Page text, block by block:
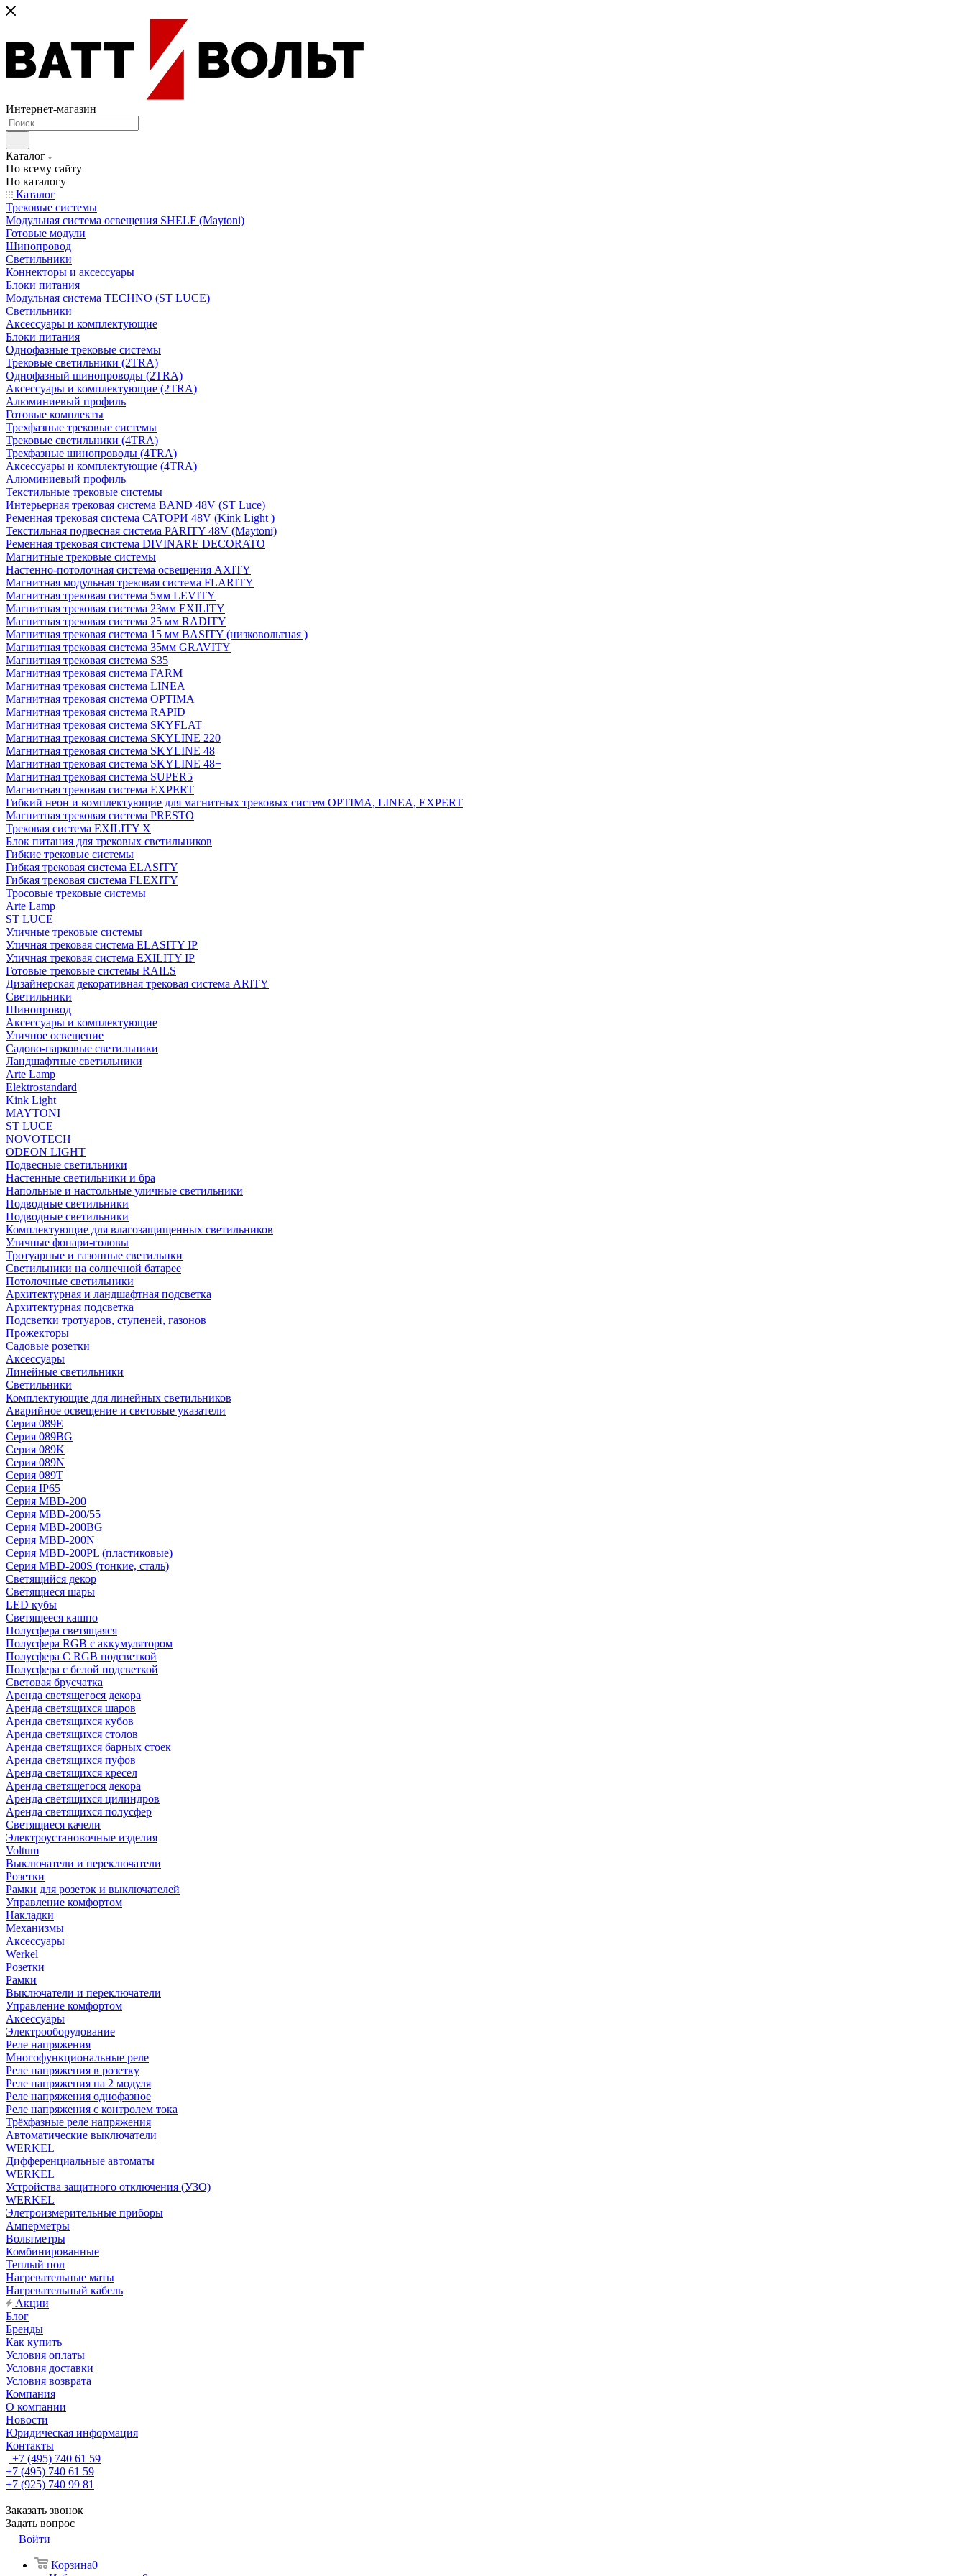
Интернет-магазин
Каталог
По всему сайту
По каталогу
Каталог
Трековые системы
Модульная система освещения SHELF (Maytoni)
Готовые модули
Шинопровод
Светильники
Коннекторы и аксессуары
Блоки питания
Модульная система TECHNO (ST LUCE)
Светильники
Аксессуары и комплектующие
Блоки питания
Однофазные трековые системы
Трековые светильники (2TRA)
Однофазный шинопроводы (2TRA)
Аксессуары и комплектующие (2TRA)
Алюминиевый профиль
Готовые комплекты
Трехфазные трековые системы
Трековые светильники (4TRA)
Трехфазные шинопроводы (4TRA)
Аксессуары и комплектующие (4TRA)
Алюминиевый профиль
Текстильные трековые системы
Интерьерная трековая система BAND 48V (ST Luce)
Ременная трековая система САТОРИ 48V (Kink Light )
Текстильная подвесная система PARITY 48V (Maytoni)
Ременная трековая система DIVINARE DECORATO
Магнитные трековые системы
Настенно-потолочная система освещения AXITY
Магнитная модульная трековая система FLARITY
Магнитная трековая система 5мм LEVITY
Магнитная трековая система 23мм EXILITY
Магнитная трековая система 25 мм RADITY
Магнитная трековая система 15 мм BASITY (низковольтная )
Магнитная трековая система 35мм GRAVITY
Магнитная трековая система S35
Магнитная трековая система FARM
Магнитная трековая система LINEA
Магнитная трековая система OPTIMA
Магнитная трековая система RAPID
Магнитная трековая система SKYFLAT
Магнитная трековая система SKYLINE 220
Магнитная трековая система SKYLINE 48
Магнитная трековая система SKYLINE 48+
Магнитная трековая система SUPER5
Магнитная трековая система EXPERT
Гибкий неон и комплектующие для магнитных трековых систем OPTIMA, LINEA, EXPERT
Магнитная трековая система PRESTO
Трековая система EXILITY X
Блок питания для трековых светильников
Гибкие трековые системы
Гибкая трековая система ELASITY
Гибкая трековая система FLEXITY
Тросовые трековые системы
Arte Lamp
ST LUCE
Уличные трековые системы
Уличная трековая система ELASITY IP
Уличная трековая система EXILITY IP
Готовые трековые системы RAILS
Дизайнерская декоративная трековая система ARITY
Светильники
Шинопровод
Аксессуары и комплектующие
Уличное освещение
Садово-парковые светильники
Ландшафтные светильники
Arte Lamp
Elektrostandard
Kink Light
MAYTONI
ST LUCE
NOVOTECH
ODEON LIGHT
Подвесные светильники
Настенные светильники и бра
Напольные и настольные уличные светильники
Подводные светильники
Подводные светильники
Комплектующие для влагозащищенных светильников
Уличные фонари-головы
Тротуарные и газонные светильнки
Светильники на солнечной батарее
Потолочные светильники
Архитектурная и ландшафтная подсветка
Архитектурная подсветка
Подсветки тротуаров, ступеней, газонов
Прожекторы
Садовые розетки
Аксессуары
Линейные светильники
Светильники
Комплектующие для линейных светильников
Аварийное освещение и световые указатели
Серия 089E
Серия 089BG
Серия 089K
Серия 089N
Серия 089T
Серия IP65
Серия MBD-200
Серия MBD-200/55
Серия MBD-200BG
Серия MBD-200N
Серия MBD-200PL (пластиковые)
Серия MBD-200S (тонкие, сталь)
Светящийся декор
Светящиеся шары
LED кубы
Светящееся кашпо
Полусфера светящаяся
Полусфера RGB с аккумулятором
Полусфера С RGB подсветкой
Полусфера с белой подсветкой
Световая брусчатка
Аренда светящегося декора
Аренда светящихся шаров
Аренда светящихся кубов
Аренда светящихся столов
Аренда светящихся барных стоек
Аренда светящихся пуфов
Аренда светящихся кресел
Аренда светящегося декора
Аренда светящихся цилиндров
Аренда светящихся полусфер
Светящиеся качели
Электроустановочные изделия
Voltum
Выключатели и переключатели
Розетки
Рамки для розеток и выключателей
Управление комфортом
Накладки
Механизмы
Аксессуары
Werkel
Розетки
Рамки
Выключатели и переключатели
Управление комфортом
Аксессуары
Электрооборудование
Реле напряжения
Многофункциональные реле
Реле напряжения в розетку
Реле напряжения на 2 модуля
Реле напряжения однофазное
Реле напряжения с контролем тока
Трёхфазные реле напряжения
Автоматические выключатели
WERKEL
Дифференциальные автоматы
WERKEL
Устройства защитного отключения (УЗО)
WERKEL
Элетроизмерительные приборы
Амперметры
Вольтметры
Комбинированные
Теплый пол
Нагревательные маты
Нагревательный кабель
Акции
Блог
Бренды
Как купить
Условия оплаты
Условия доставки
Условия возврата
Компания
О компании
Новости
Юридическая информация
Контакты
+7 (495) 740 61 59
+7 (495) 740 61 59
+7 (925) 740 99 81
Заказать звонок
Задать вопрос
Войти
Корзина0